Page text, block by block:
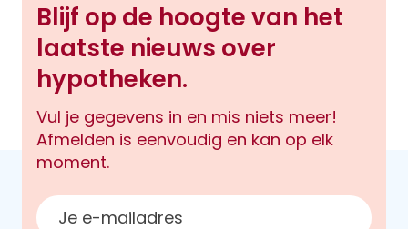
Blijf op de hoogte van het
laatste nieuws over
hypotheken.
Vul je gegevens in en mis niets meer!
Afmelden is eenvoudig en kan op elk
moment.
E-mailadres